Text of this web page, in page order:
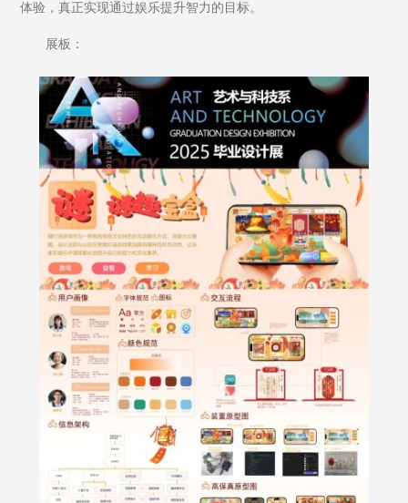
体验，真正实现通过娱乐提升智力的目标。
展板：